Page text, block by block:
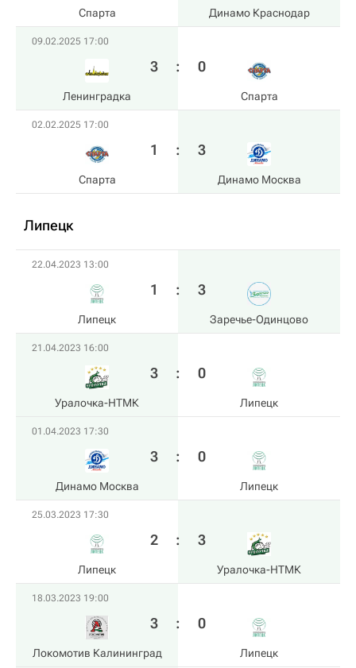
Спарта Динамо Краснодар
09.02.2025 17:00
Ленинградка
3 : 0
Спарта
02.02.2025 17:00
Спарта
1 : 3
Динамо Москва
Липецк
22.04.2023 13:00
Липецк
1 : 3
Заречье-Одинцово
21.04.2023 16:00
Уралочка-НТМК
3 : 0
Липецк
01.04.2023 17:30
Динамо Москва
3 : 0
Липецк
25.03.2023 17:30
Липецк
2 : 3
Уралочка-НТМК
18.03.2023 19:00
Локомотив Калининград
3 : 0
Липецк